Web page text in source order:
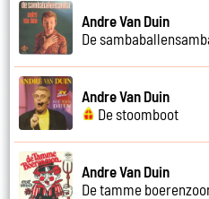
Andre Van Duin
De
Andre Van Duin
De stoomboot
Andre Van Duin
De tamme